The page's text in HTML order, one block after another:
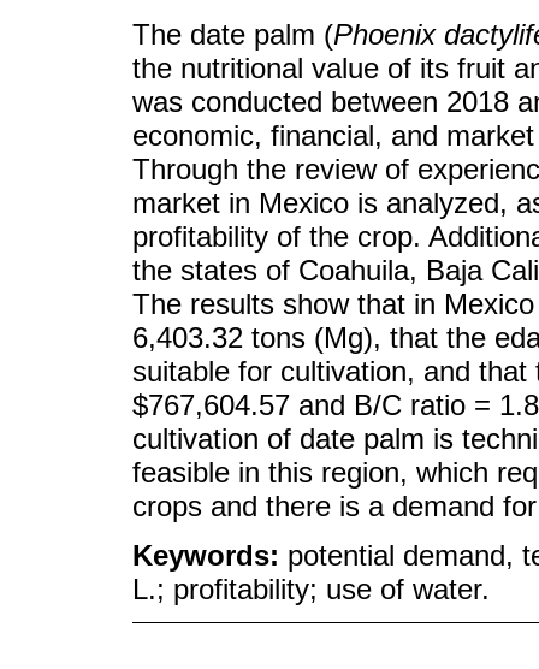
The date palm (Phoenix
the nutritional value of its fruit
was conducted between 2018
economic, financial, and
Through the review of
market in Mexico is analyzed,
profitability of the crop.
the states of Coahuila, Baja
The results show that in
6,403.32 tons (Mg), that the
suitable for cultivation, and
$767,604.57 and B/C ratio =
cultivation of date palm is
feasible in this region, which
crops and there is a demand
Keywords: potential demand,
L.; profitability; use of water.